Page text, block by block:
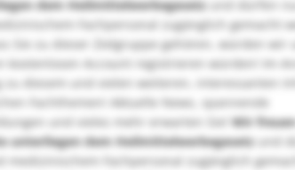
dem Heilmittelwerbegesetzund dürfen
Fachpersonal zugänglich gemacht
Sie zu dieser Zielgruppe gehören, würden wir
kostenlosen Account registrieren würden! Im
zu diesem und vielen weiteren, interessanten
Fachthemen! Aktuelle News, spannende
und vieles mehr erwarten Sie!Wir
unterliegen dem Heilmittelwerbegesetzund
medizinischem Fachpersonal zugänglich